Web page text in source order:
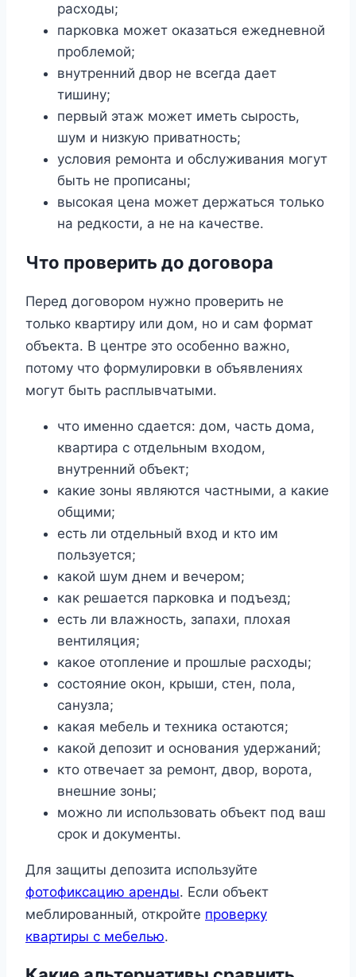
расходы;
парковка может оказаться ежедневной
проблемой;
внутренний двор не всегда дает
тишину;
первый этаж может иметь сырость,
шум и низкую приватность;
условия ремонта и обслуживания могут
быть не прописаны;
высокая цена может держаться только
на редкости, а не на качестве.
Что проверить до договора
Перед договором нужно проверить не
только квартиру или дом, но и сам формат
объекта. В центре это особенно важно,
потому что формулировки в объявлениях
могут быть расплывчатыми.
что именно сдается: дом, часть дома,
квартира с отдельным входом,
внутренний объект;
какие зоны являются частными, а какие
общими;
есть ли отдельный вход и кто им
пользуется;
какой шум днем и вечером;
как решается парковка и подъезд;
есть ли влажность, запахи, плохая
вентиляция;
какое отопление и прошлые расходы;
состояние окон, крыши, стен, пола,
санузла;
какая мебель и техника остаются;
какой депозит и основания удержаний;
кто отвечает за ремонт, двор, ворота,
внешние зоны;
можно ли использовать объект под ваш
срок и документы.
Для защиты депозита используйте
фотофиксацию аренды. Если объект
меблированный, откройте проверку
квартиры с мебелью.